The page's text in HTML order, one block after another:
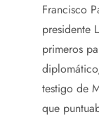
Francisco
presidente
primeros
testigo de
que